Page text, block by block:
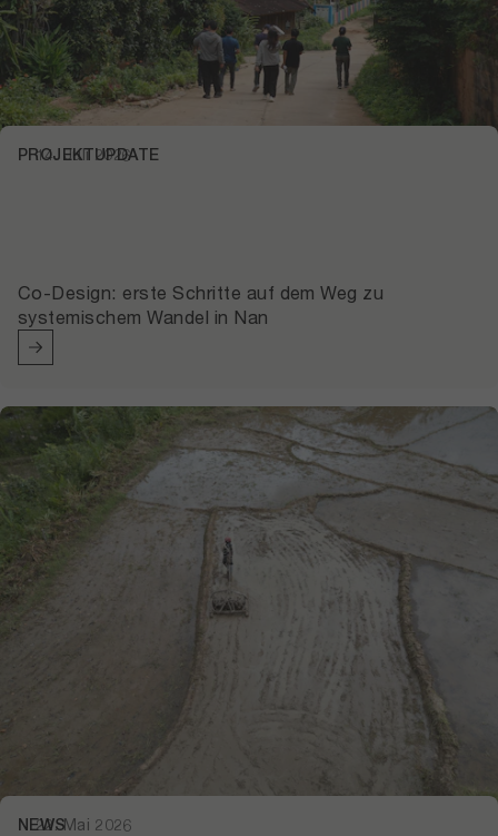
PROJEKTUPDATE
Co-Design: erste Schritte auf dem Weg zu
systemischem Wandel in Nan
14. Juli 2026
NEWS
22. Mai 2026